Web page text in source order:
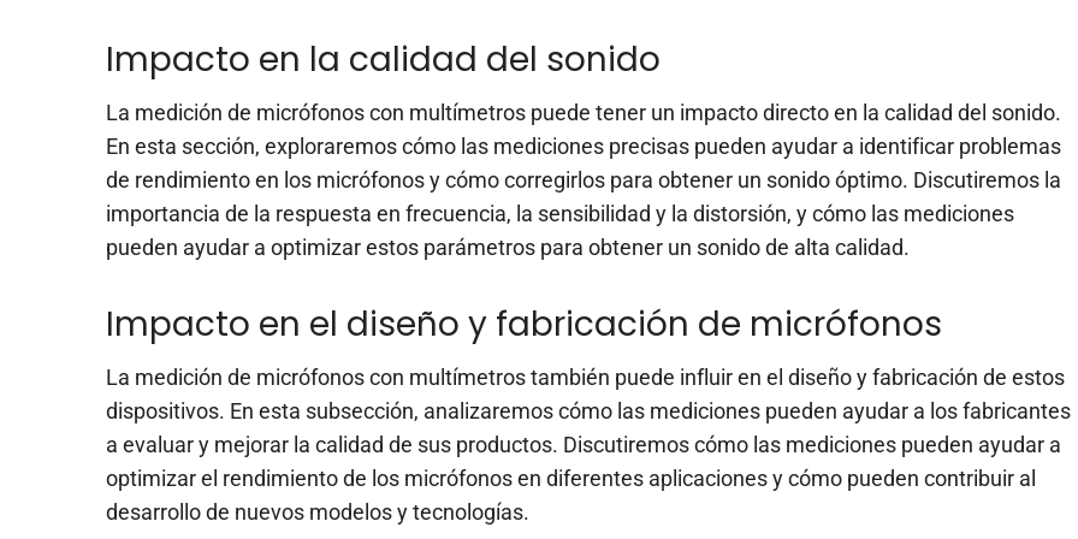
Impacto en la calidad del sonido
La medición de micrófonos con multímetros puede tener un impacto directo en la calidad del sonido.
En esta sección, exploraremos cómo las mediciones precisas pueden ayudar a identificar problemas
de rendimiento en los micrófonos y cómo corregirlos para obtener un sonido óptimo. Discutiremos la
importancia de la respuesta en frecuencia, la sensibilidad y la distorsión, y cómo las mediciones
pueden ayudar a optimizar estos parámetros para obtener un sonido de alta calidad.
Impacto en el diseño y fabricación de micrófonos
La medición de micrófonos con multímetros también puede influir en el diseño y fabricación de estos
dispositivos. En esta subsección, analizaremos cómo las mediciones pueden ayudar a los fabricantes
a evaluar y mejorar la calidad de sus productos. Discutiremos cómo las mediciones pueden ayudar a
optimizar el rendimiento de los micrófonos en diferentes aplicaciones y cómo pueden contribuir al
desarrollo de nuevos modelos y tecnologías.